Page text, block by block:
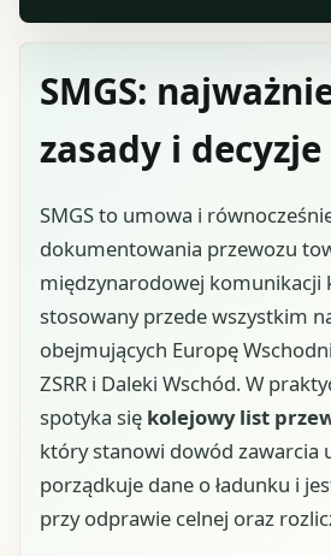
SMGS:
zasady i
SMGS to umowa i
dokumentowania przewozu
międzynarodowej komunikacji
stosowany przede wszystkim
obejmujących Europę
ZSRR i Daleki Wschód. W
spotyka się kolejowy list
który stanowi dowód zawarcia
porządkuje dane o ładunku i
przy odprawie celnej oraz